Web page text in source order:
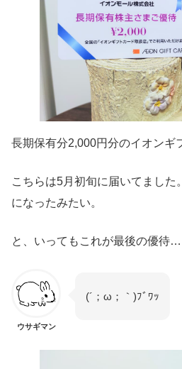
長期保有分2,000円分のイオンギ
こちらは5月初旬に届いてました
になったみたい。
と、いってもこれが最後の優待…
ウサギマン
(´；ω；｀)ﾌﾞﾜｯ